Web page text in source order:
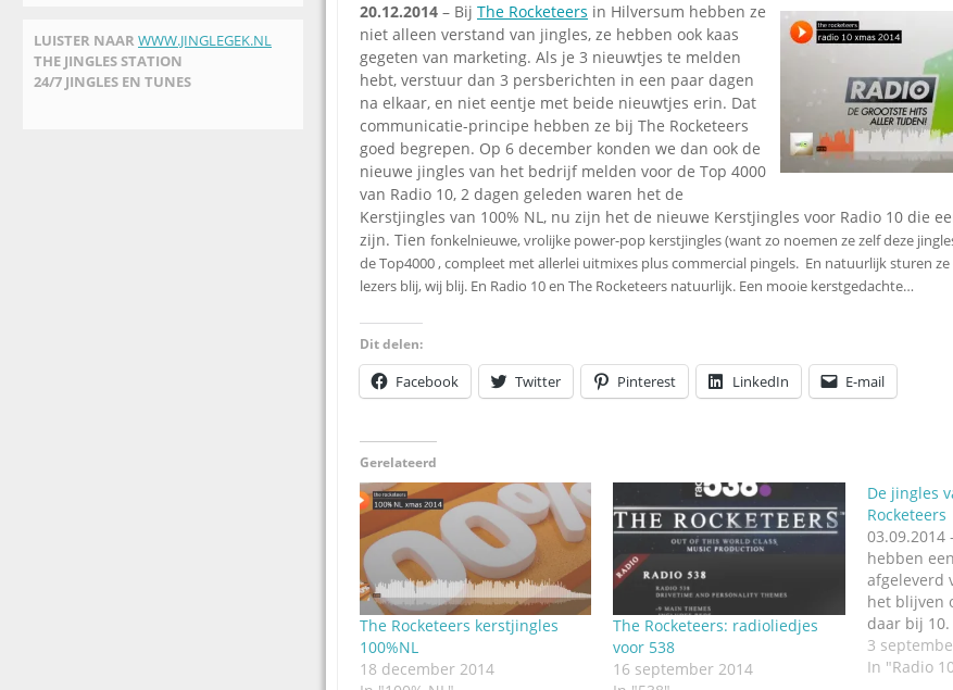
Dallas jingle city
De Tourtune
Ferry Maat 65
Ferry Maat interview
Jingle Awards
Jingle NIEUW
Omroepbanden
Stoomfluit Klaas
Vaak
Uitvinding
Pepper & Tanner
pictures
Top Format in
pictures
Dik
foto’s
LUISTER NAAR WWW.JINGLEGEK.NL
THE JINGLES STATION
24/7 JINGLES EN TUNES
20.12.2014 – Bij The Rocketeers in Hilversum hebben ze
niet alleen verstand van jingles, ze hebben ook kaas
gegeten van marketing. Als je 3 nieuwtjes te melden
hebt, verstuur dan 3 persberichten in een paar dagen
na elkaar, en niet eentje met beide nieuwtjes erin. Dat
communicatie-principe hebben ze bij The Rocketeers
goed begrepen. Op 6 december konden we dan ook de
nieuwe jingles van het bedrijf melden voor de Top 4000
van Radio 10, 2 dagen geleden waren het de
Kerstjingles van 100% NL, nu zijn het de nieuwe Kerstjingles voor Radio 10 die
zijn. Tien fonkelnieuwe, vrolijke power-pop kerstjingles (want zo noemen ze zelf deze
de Top4000 , compleet met allerlei uitmixes plus commercial pingels. En natuurlijk sturen ze
lezers blij, wij blij. En Radio 10 en The Rocketeers natuurlijk. Een mooie kerstgedachte…
Dit delen:
Facebook Twitter Pinterest LinkedIn E-mail
Gerelateerd
The Rocketeers kerstjingles
100%NL
18 december 2014
The Rocketeers: radioliedjes
voor 538
16 september 2014
De jingles
Rocketeers
03.09.2014
hebben
afgeleverd
het blijven
daar bij
bevat 20
tientallen
3
In "Radio